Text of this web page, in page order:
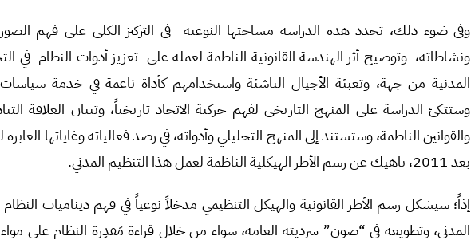
وفي ضوء ذلك، تحدد هذه الدراسة مساحتها النوعية في التركيز الكلي على فهم الصورة
ونشاطاته، وتوضيح أثر الهندسة القانونية الناظمة لعمله على تعزيز أدوات النظام في
المدنية من جهة، وتعبئة الأجيال الناشئة واستخدامهم كأداة ناعمة في خدمة
وستتكئ الدراسة على المنهج التاريخي لفهم حركية الاتحاد تاريخياً، وتبيان العلاقة
والقوانين الناظمة، وستستند إلى المنهج التحليلي وأدواته، في رصد فعالياته وغاياتها العابرة
بعد 2011، ناهيك عن رسم الأطر الهيكلية الناظمة لعمل هذا التنظيم المدني.
إذاً؛ سيشكل رسم الأطر القانونية والهيكل التنظيمي مدخلاً نوعياً في فهم ديناميات
المدني، وتطويعه في “صون” سرديته العامة، سواء من خلال قراءة مَقدِرة النظام على